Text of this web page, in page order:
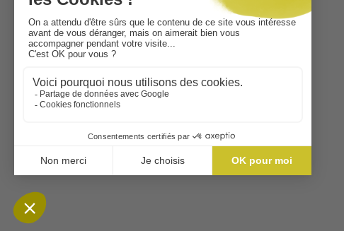
Qui sommes-nous ?
Fournisseur paysagiste et
jardinerie
Vie Sociale
aménagement extérieur
Contactez-nous
sitemap
Minéral
Décoration extérieure
Dallage
AIDE AU CHOIX
Dallage